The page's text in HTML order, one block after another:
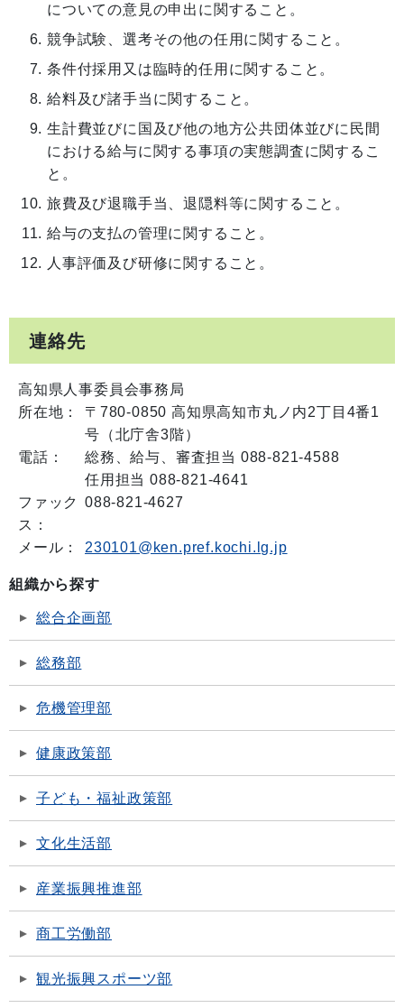
についての意見の申出に関すること。
競争試験、選考その他の任用に関すること。
条件付採用又は臨時的任用に関すること。
給料及び諸手当に関すること。
生計費並びに国及び他の地方公共団体並びに民間
における給与に関する事項の実態調査に関するこ
と。
旅費及び退職手当、退隠料等に関すること。
給与の支払の管理に関すること。
人事評価及び研修に関すること。
連絡先
高知県人事委員会事務局
所在地：
〒780-0850 高知県高知市丸ノ内2丁目4番1
号（北庁舎3階）
電話：
総務、給与、審査担当 088-821-4588
任用担当 088-821-4641
ファック
ス：
088-821-4627
メール： 230101@ken.pref.kochi.lg.jp
組織から探す
総合企画部
総務部
危機管理部
健康政策部
子ども・福祉政策部
文化生活部
産業振興推進部
商工労働部
観光振興スポーツ部